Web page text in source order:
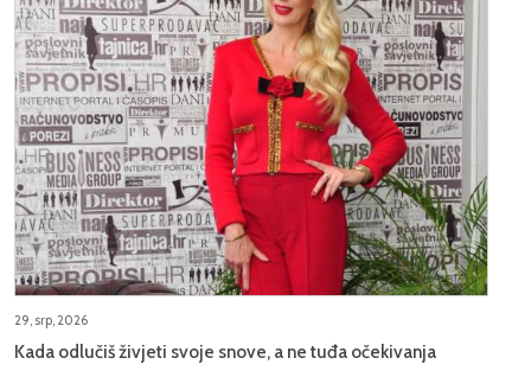
29, srp, 2026
Kada odlučiš živjeti svoje snove, a ne tuđa očekivanja